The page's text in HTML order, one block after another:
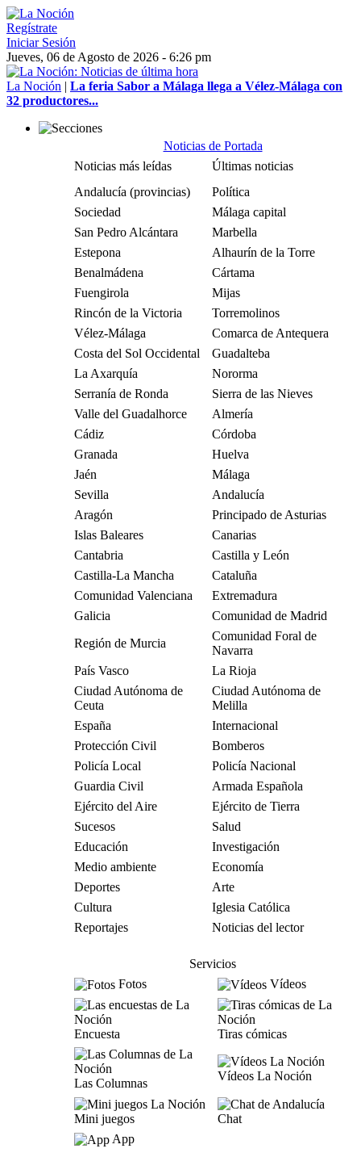
Regístrate
Iniciar Sesión
Jueves, 06 de Agosto de 2026 - 6:26 pm
La Noción | La feria Sabor a Málaga llega a Vélez-Málaga con
32 productores...
Noticias de Portada
Noticias más leídas
Últimas noticias
Andalucía (provincias)
Política
Sociedad
Málaga capital
San Pedro Alcántara
Marbella
Estepona
Alhaurín de la Torre
Benalmádena
Cártama
Fuengirola
Mijas
Rincón de la Victoria
Torremolinos
Vélez-Málaga
Comarca de Antequera
Costa del Sol Occidental
Guadalteba
La Axarquía
Nororma
Serranía de Ronda
Sierra de las Nieves
Valle del Guadalhorce
Almería
Cádiz
Córdoba
Granada
Huelva
Jaén
Málaga
Sevilla
Andalucía
Aragón
Principado de Asturias
Islas Baleares
Canarias
Cantabria
Castilla y León
Castilla-La Mancha
Cataluña
Comunidad Valenciana
Extremadura
Galicia
Comunidad de Madrid
Región de Murcia
Comunidad Foral de
Navarra
País Vasco
La Rioja
Ciudad Autónoma de
Ceuta
Ciudad Autónoma de
Melilla
España
Internacional
Protección Civil
Bomberos
Policía Local
Policía Nacional
Guardia Civil
Armada Española
Ejército del Aire
Ejército de Tierra
Sucesos
Salud
Educación
Investigación
Medio ambiente
Economía
Deportes
Arte
Cultura
Iglesia Católica
Reportajes
Noticias del lector
Servicios
Fotos
Vídeos
Encuesta Tiras cómicas
Las Columnas
Vídeos La Noción
Mini juegos
Chat
App